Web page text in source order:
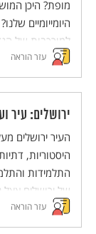
מופת? היכן
היומייומיים
למורכבות של
ונעלה
מופת.
עזר הוראה
ירושלים: עיר
העיר ירושלים
היסטוריות,
התלמידות
של ירושלים אצל
משפט, אמת
נועד להעמיק
עזר הוראה